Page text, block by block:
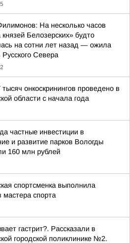
На несколько часов
князей Белозерских» будто
на сотни лет назад — ожила
Русского Севера
онкоскринингов проведено в
области с начала года
частные инвестиции в
и развитие парков Вологды
160 млн рублей
спортсменка выполнила
мастера спорта
гастрит?. Рассказали в
городской поликлинике №2.